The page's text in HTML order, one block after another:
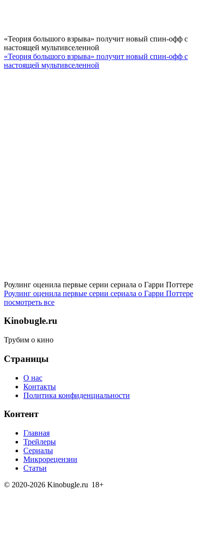
«Теория большого взрыва» получит новый спин-офф с
настоящей мультивселенной
«Теория большого взрыва» получит новый спин-офф с
настоящей мультивселенной
Роулинг оценила первые серии сериала о Гарри Поттере
Роулинг оценила первые серии сериала о Гарри Поттере
посмотреть все
Kinobugle.ru
Трубим о кино
Страницы
О нас
Контакты
Политика конфиденциальности
Контент
Главная
Трейлеры
Сериалы
Микрорецензии
Статьи
© 2020-2026 Kinobugle.ru 18+